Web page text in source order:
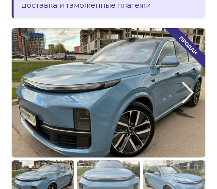
доставка и таможенные платежи